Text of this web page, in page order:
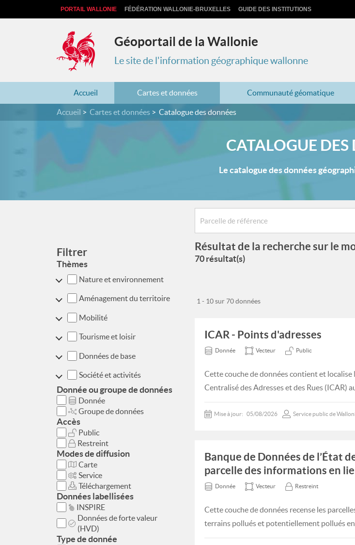
PORTAIL WALLONIE FÉDÉRATION WALLONIE-BRUXELLES GUIDE DES INSTITUTIONS
Géoportail de la Wallonie
Le site de l'information géographique wallonne
Accueil Cartes et données Communauté géomatique
Accueil Cartes et données Catalogue des données
CATALOGUE DES
Le catalogue des données
Filtrer
Thèmes
Nature et environnement
Aménagement du territoire
Mobilité
Tourisme et loisir
Données de base
Société et activités
Donnée ou groupe de données
Donnée
Groupe de données
Accès
Public
Restreint
Modes de diffusion
Carte
Service
Téléchargement
Données labellisées
INSPIRE
Données de forte valeur
(HVD)
Type de donnée
Résultat de la recherche sur le
70 résultat(s)
1 - 10 sur 70 données
ICAR - Points d'adresses
Donnée Vecteur Public
Cette couche de données contient et
Centralisé des Adresses et des Rues (ICAR)
Mise à jour: 05/08/2026 Service public de
Banque de Données de l’État
parcelle des informations en
Donnée Vecteur Restreint
Cette couche de données recense les
terrains pollués et potentiellement pollués